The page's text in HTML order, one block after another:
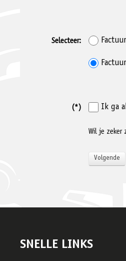
Selecteer:
(*) Ik ga
Wil je
SNELLE LINKS